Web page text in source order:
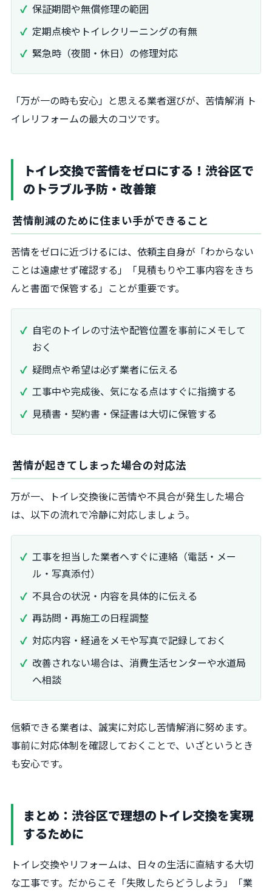
保証期間や無償修理の範囲
定期点検やトイレクリーニングの有無
緊急時（夜間・休日）の修理対応
「万が一の時も安心」と思える業者選びが、苦情解消 ト
イレリフォームの最大のコツです。
トイレ交換で苦情をゼロにする！渋谷区で
のトラブル予防・改善策
苦情削減のために住まい手ができること
苦情をゼロに近づけるには、依頼主自身が「わからない
ことは遠慮せず確認する」「見積もりや工事内容をきち
んと書面で保管する」ことが重要です。
自宅のトイレの寸法や配管位置を事前にメモして
おく
疑問点や希望は必ず業者に伝える
工事中や完成後、気になる点はすぐに指摘する
見積書・契約書・保証書は大切に保管する
苦情が起きてしまった場合の対応法
万が一、トイレ交換後に苦情や不具合が発生した場合
は、以下の流れで冷静に対応しましょう。
工事を担当した業者へすぐに連絡（電話・メー
ル・写真添付）
不具合の状況・内容を具体的に伝える
再訪問・再施工の日程調整
対応内容・経過をメモや写真で記録しておく
改善されない場合は、消費生活センターや水道局
へ相談
信頼できる業者は、誠実に対応し苦情解消に努めます。
事前に対応体制を確認しておくことで、いざというとき
も安心です。
まとめ：渋谷区で理想のトイレ交換を実現
するために
トイレ交換やリフォームは、日々の生活に直結する大切
な工事です。だからこそ「失敗したらどうしよう」「業